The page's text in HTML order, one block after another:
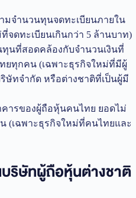
มจำนวนทุนจดทะเบียนภายใน
จดทะเบียนเกินกว่า 5 ล้านบาท)
นที่สอดคล้องกับจำนวนเงินที่
ยทุกคน (เฉพาะธุรกิจใหม่ที่มีผู้
ษัทจำกัด หรือต่างชาติที่เป็นผู้มี
ารของผู้ถือหุ้นคนไทย ยอดไม่
(เฉพาะธุรกิจใหม่ที่คนไทยและ
ริษัทผู้ถือหุ้นต่างชาติ